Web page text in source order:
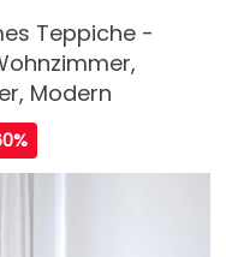
Teppiche -
Modern